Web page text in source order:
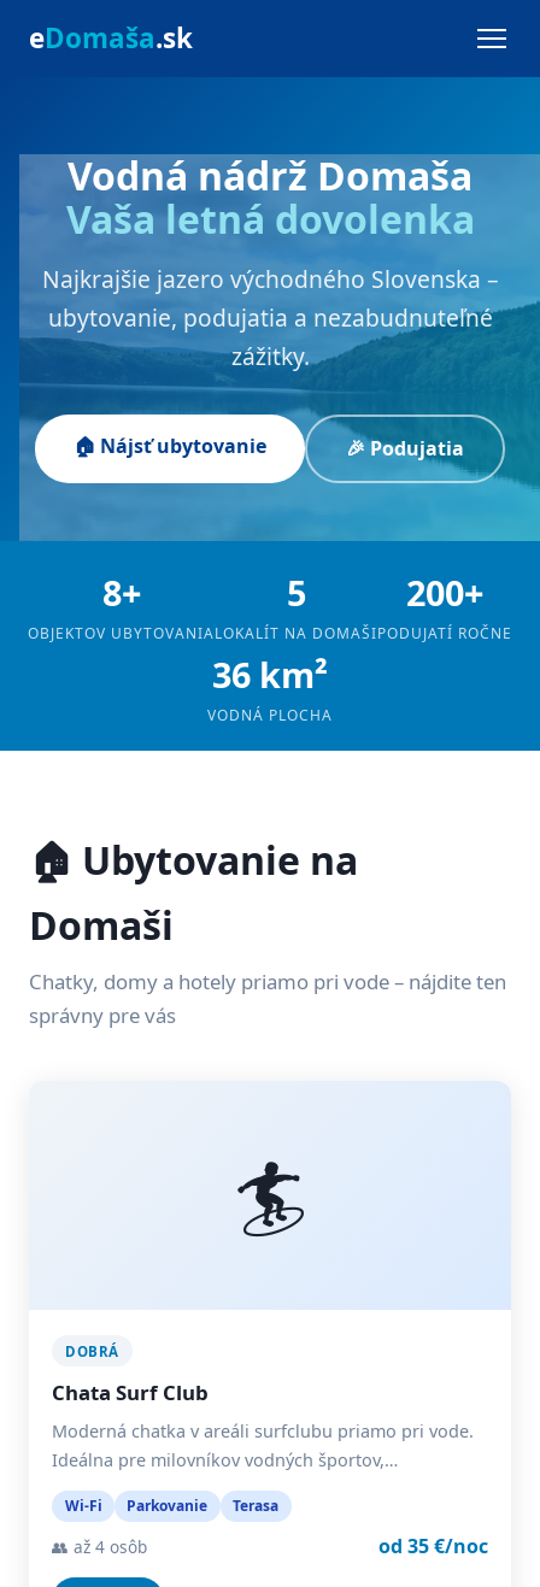
eDomaša.sk
Vodná nádrž Domaša
Vaša letná dovolenka
Najkrajšie jazero východného Slovenska –
ubytovanie, podujatia a nezabudnuteľné
zážitky.
🏠 Nájsť ubytovanie 🎉 Podujatia
8+
OBJEKTOV UBYTOVANIA
5
LOKALÍT NA DOMAŠI
200+
PODUJATÍ ROČNE
36 km²
VODNÁ PLOCHA
🏠 Ubytovanie na
Domaši
Chatky, domy a hotely priamo pri vode – nájdite ten
správny pre vás
🏄
DOBRÁ
Chata Surf Club
Moderná chatka v areáli surfclubu priamo pri vode.
Ideálna pre milovníkov vodných športov,…
Wi-Fi Parkovanie Terasa
👥 až 4 osôb od 35 €/noc